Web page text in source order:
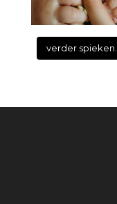
verder spieken...